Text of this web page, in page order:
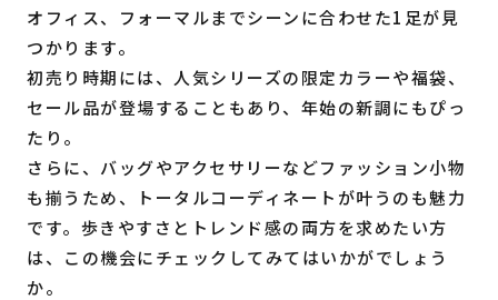
オフィス、フォーマルまでシーンに合わせた1足が見
つかります。
初売り時期には、人気シリーズの限定カラーや福袋、
セール品が登場することもあり、年始の新調にもぴっ
たり。
さらに、バッグやアクセサリーなどファッション小物
も揃うため、トータルコーディネートが叶うのも魅力
です。歩きやすさとトレンド感の両方を求めたい方
は、この機会にチェックしてみてはいかがでしょう
か。